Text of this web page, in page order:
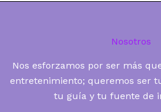
Nosotros
Nos esforzamos por ser más
entretenimiento; queremos ser
tu guía y tu fuente de